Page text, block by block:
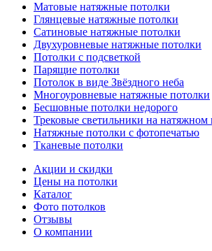
Матовые натяжные потолки
Глянцевые натяжные потолки
Сатиновые натяжные потолки
Двухуровневые натяжные потолки
Потолки с подсветкой
Парящие потолки
Потолок в виде Звёздного неба
Многоуровневые натяжные потолки
Бесшовные потолки недорого
Трековые светильники на натяжном
Натяжные потолки с фотопечатью
Тканевые потолки
Акции и скидки
Цены на потолки
Каталог
Фото потолков
Отзывы
О компании